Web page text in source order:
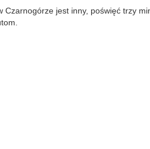
Czarnogórze jest inny, poświęć trzy